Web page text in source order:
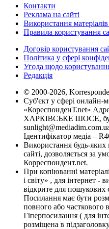
Контакти
Реклама на сайті
Використання
Правила користування
Договір користування
Політика у сфері
Угода щодо
Редакція
© 2000-2026,
Суб'єкт у сфері онлайн-
«КореспонденТ.net»
ХАРКІВСЬКЕ ШОСЕ,
Ідентифікатор медіа –
Використання будь-яких
сайті, дозволяється за
Корреспондент.net.
При копіюванні
і світу» , для інтернет -
відкрите для пошукових
Посилання має бути
повного або часткового
Гіперпосилання ( для
розміщена в